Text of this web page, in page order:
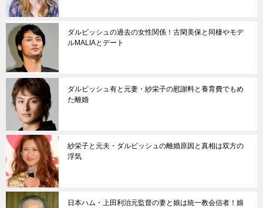
ダルビッシュの過去の女性関係！古閑美保と同棲やモデ
ルMALIAとデート
ダルビッシュ有と元妻・紗栄子の慰謝料と養育費でもめ
た離婚
紗栄子と元夫・ダルビッシュの離婚原因と真相は双方の
浮気
日本ハム・上田利治元監督の妻と娘は統一教会信者！娘